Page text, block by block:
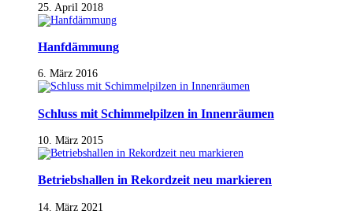
25. April 2018
Hanfdämmung
6. März 2016
Schluss mit Schimmelpilzen in Innenräumen
10. März 2015
Betriebshallen in Rekordzeit neu markieren
14. März 2021